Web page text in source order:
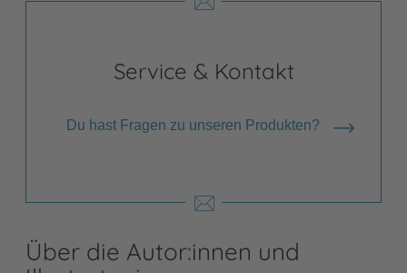
Service & Kontakt
Du hast Fragen zu unseren Produkten?
Über die Autor:innen und